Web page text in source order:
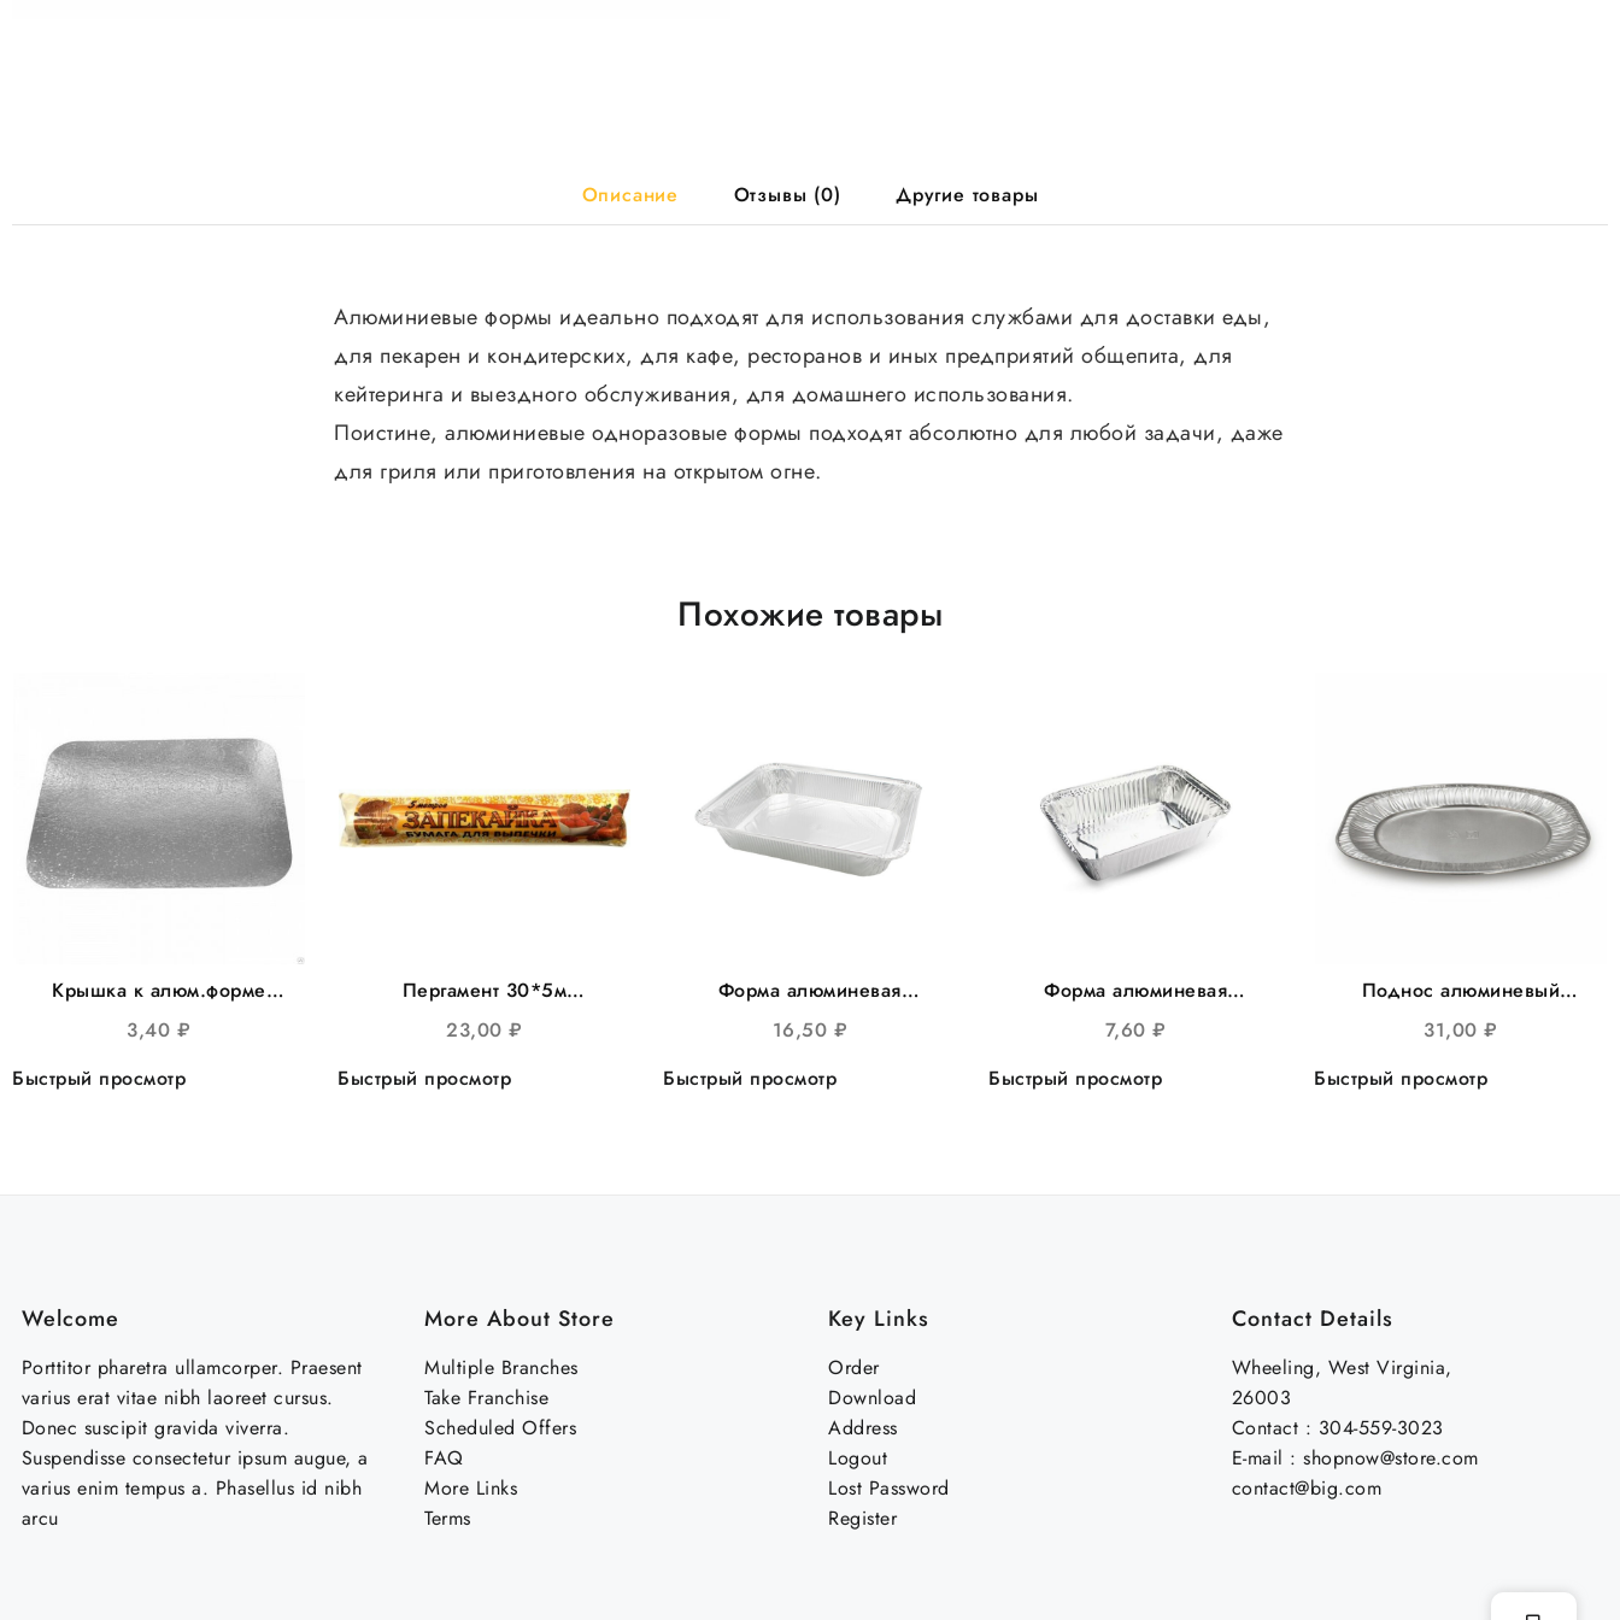
Описание Отзывы (0) Другие товары
Алюминиевые формы идеально подходят для использования службами для доставки еды,
для пекарен и кондитерских, для кафе, ресторанов и иных предприятий общепита, для
кейтеринга и выездного обслуживания, для домашнего использования.
Поистине, алюминиевые одноразовые формы подходят абсолютно для любой задачи, даже
для гриля или приготовления на открытом огне.
Похожие товары
Крышка к алюм.форме
212*147*40мм, 207*142
100шт/уп 1000шт/кор
3,40 ₽
Быстрый просмотр
Пергамент 30*5м
Запекайка бумага д/
выпечки, 40шт/кор
23,00₽
Быстрый просмотр
Форма алюминевая
313*213*272*172мм, h44m
L край 2235мл 25шт/уп
300шт/кор
16,50 ₽
Быстрый просмотр
Форма алюминевая
218*156*38мм, 880мл
100шт/уп 600шт/кор
7,60₽
Быстрый просмотр
Поднос алюминевый
351*235мм 25шт/уп
100шт/кор (410-011)
31,00₽
Быстрый просмотр
Welcome
Porttitor pharetra ullamcorper. Praesent
varius erat vitae nibh laoreet cursus.
Donec suscipit gravida viverra.
Suspendisse consectetur ipsum augue, a
varius enim tempus a. Phasellus id nibh
arcu
More About Store
Multiple Branches
Take Franchise
Scheduled Offers
FAQ
More Links
Terms
Key Links
Order
Download
Address
Logout
Lost Password
Register
Contact Details
Wheeling, West Virginia,
26003
Contact : 304-559-3023
E-mail : shopnow@store.com
contact@big.com